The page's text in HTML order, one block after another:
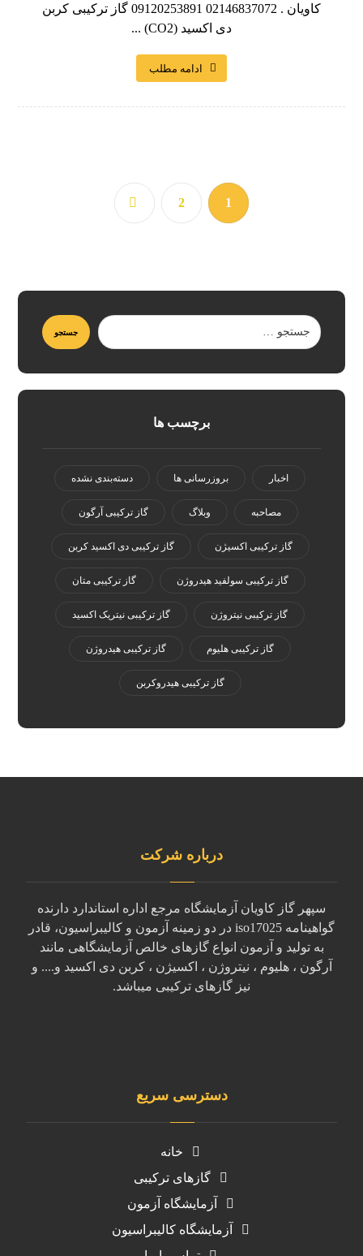
کاویان . 02146837072 09120253891 گاز ترکیبی کربن
دی اکسید (CO2) ...
ادامه مطلب
1
2
برچسب ها
اخبار بروزرسانی ها دسته‌بندی نشده
مصاحبه وبلاگ گاز ترکیبی آرگون
گاز ترکیبی اکسیژن گاز ترکیبی دی اکسید کربن
گاز ترکیبی سولفید هیدروژن گاز ترکیبی متان
گاز ترکیبی نیتروژن گاز ترکیبی نیتریک اکسید
گاز ترکیبی هلیوم گاز ترکیبی هیدروژن
گاز ترکیبی هیدروکربن
درباره شرکت
سپهر گاز کاویان آزمایشگاه مرجع اداره استاندارد دارنده
گواهینامه iso17025 در دو زمینه آزمون و کالیبراسیون، قادر
به تولید و آزمون انواع گازهای خالص آزمایشگاهی مانند
آرگون ، هلیوم ، نیتروژن ، اکسیژن ، کربن دی اکسید و.... و
نیز گازهای ترکیبی میباشد.
دسترسی سریع
خانه
گازهای ترکیبی
آزمایشگاه آزمون
آزمایشگاه کالیبراسیون